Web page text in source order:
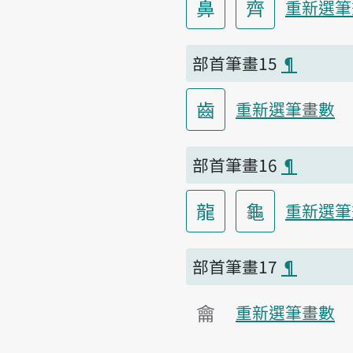
鼻 齊 重新選
部首筆畫15 ¶
齒 重新選筆畫數
部首筆畫16 ¶
龍 龜 重新選
部首筆畫17 ¶
龠 重新選筆畫數